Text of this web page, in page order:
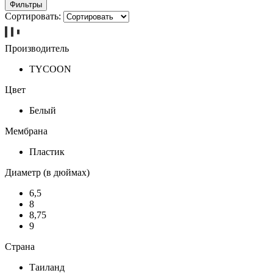
Фильтры
Сортировать:
Производитель
TYCOON
Цвет
Белый
Мембрана
Пластик
Диаметр (в дюймах)
6,5
8
8,75
9
Страна
Таиланд